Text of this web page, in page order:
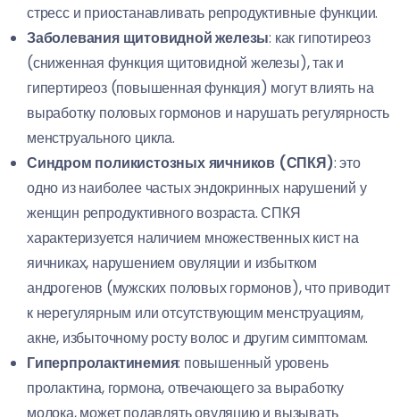
стресс и приостанавливать репродуктивные функции.
Заболевания щитовидной железы: как гипотиреоз
(сниженная функция щитовидной железы), так и
гипертиреоз (повышенная функция) могут влиять на
выработку половых гормонов и нарушать регулярность
менструального цикла.
Синдром поликистозных яичников (СПКЯ): это
одно из наиболее частых эндокринных нарушений у
женщин репродуктивного возраста. СПКЯ
характеризуется наличием множественных кист на
яичниках, нарушением овуляции и избытком
андрогенов (мужских половых гормонов), что приводит
к нерегулярным или отсутствующим менструациям,
акне, избыточному росту волос и другим симптомам.
Гиперпролактинемия: повышенный уровень
пролактина, гормона, отвечающего за выработку